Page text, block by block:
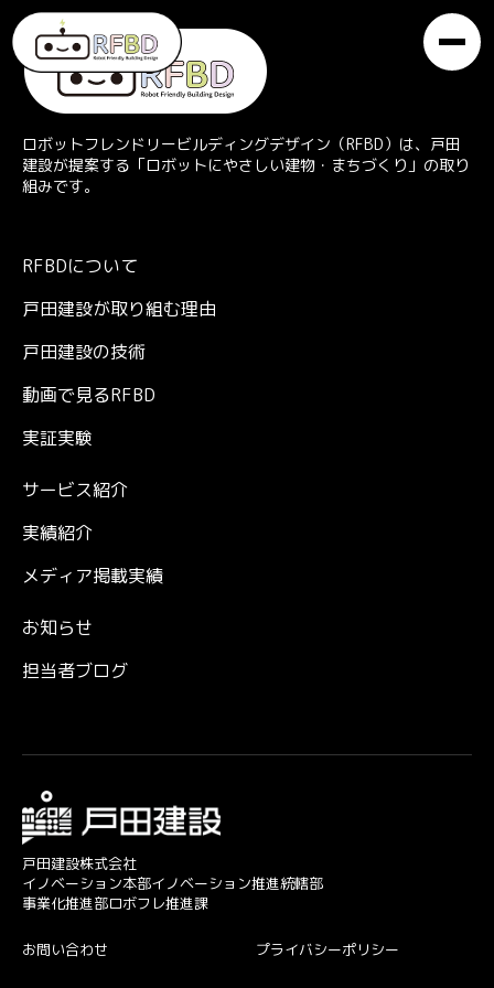
ロボットフレンドリービルディングデザイン（RFBD）は、戸田
建設が提案する「ロボットにやさしい建物・まちづくり」の取り
組みです。
RFBDについて
戸田建設が取り組む理由
戸田建設の技術
動画で見るRFBD
実証実験
サービス紹介
実績紹介
メディア掲載実績
お知らせ
担当者ブログ
戸田建設株式会社
イノベーション本部イノベーション推進統轄部
事業化推進部ロボフレ推進課
お問い合わせ プライバシーポリシー